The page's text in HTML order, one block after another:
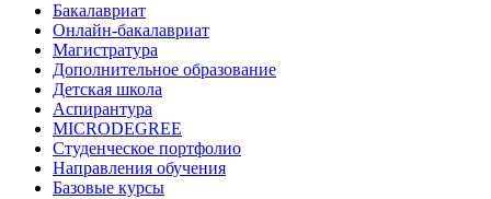
Бакалавриат
Онлайн-бакалавриат
Магистратура
Дополнительное образование
Детская школа
Аспирантура
MICRODEGREE
Студенческое портфолио
Направления обучения
Базовые курсы